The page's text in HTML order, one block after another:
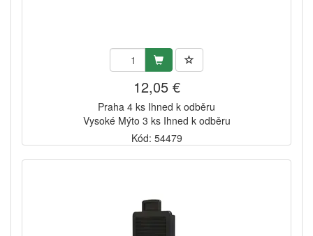
12,05 €
Praha 4 ks Ihned k odběru
Vysoké Mýto 3 ks Ihned k odběru
Kód: 54479